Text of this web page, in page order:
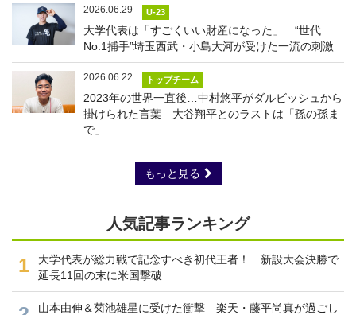
2026.06.29 U-23
大学代表は「すごくいい財産になった」 “世代
No.1捕手”埼玉西武・小島大河が受けた一流の刺激
2026.06.22 トップチーム
2023年の世界一直後…中村悠平がダルビッシュから
掛けられた言葉 大谷翔平とのラストは「孫の孫ま
で」
もっと見る
人気記事ランキング
1
大学代表が総力戦で記念すべき初代王者！ 新設大会決勝で
延長11回の末に米国撃破
山本由伸＆菊池雄星に受けた衝撃 楽天・藤平尚真が過ごし